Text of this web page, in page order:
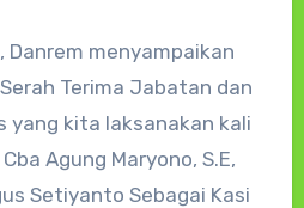
menyampaikan
Terima Jabatan dan
yang kita laksanakan kali
Agung Maryono, S.E,
Setiyanto Sebagai Kasi